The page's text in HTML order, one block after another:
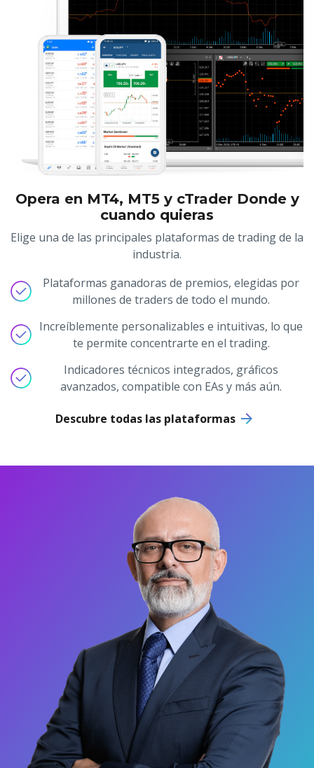
Opera en MT4, MT5 y cTrader Donde y
cuando quieras
Elige una de las principales plataformas de trading de la
industria.
Plataformas ganadoras de premios, elegidas por
millones de traders de todo el mundo.
Increíblemente personalizables e intuitivas, lo que
te permite concentrarte en el trading.
Indicadores técnicos integrados, gráficos
avanzados, compatible con EAs y más aún.
Descubre todas las plataformas